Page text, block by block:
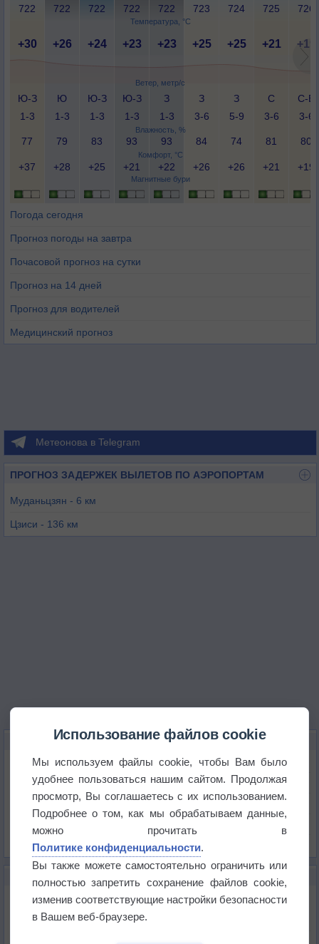
Температура, °C
Ветер, метр/с
Влажность, %
Комфорт, °C
Магнитные бури
722 722 722 722 722 723 724 725 726
+30 +26 +24 +23 +23 +25 +25 +21 +19
Ю-З
1-3
Ю
1-3
Ю-З
1-3
Ю-З
1-3
З
1-3
З
3-6
З
5-9
С
3-6
С-В
3-6
77 79 83 93 93 84 74 81 80
+37 +28 +25 +21 +22 +26 +26 +21 +19
Погода сегодня
Прогноз погоды на завтра
Почасовой прогноз на сутки
Прогноз на 14 дней
Прогноз для водителей
Медицинский прогноз
Метеонова в Telegram
ПРОГНОЗ ЗАДЕРЖЕК ВЫЛЕТОВ ПО АЭРОПОРТАМ
Муданьцзян - 6 км
Цзиси - 136 км
КАРТЫ ПОГОДЫ В МУДАНЬЦЗЯНЕ
Температура
Давление
Осадки
Список всех карт
Погода в Екатеринбурге 6 августа
Использование файлов cookie
Мы используем файлы cookie, чтобы Вам было
удобнее пользоваться нашим сайтом. Продолжая
просмотр, Вы соглашаетесь с их использованием.
Подробнее о том, как мы обрабатываем данные,
можно прочитать в
Политике конфиденциальности.
Вы также можете самостоятельно ограничить или
полностью запретить сохранение файлов cookie,
изменив соответствующие настройки безопасности
в Вашем веб-браузере.